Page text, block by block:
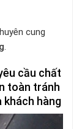
cung
.
cầu chất
toàn tránh
khách hàng